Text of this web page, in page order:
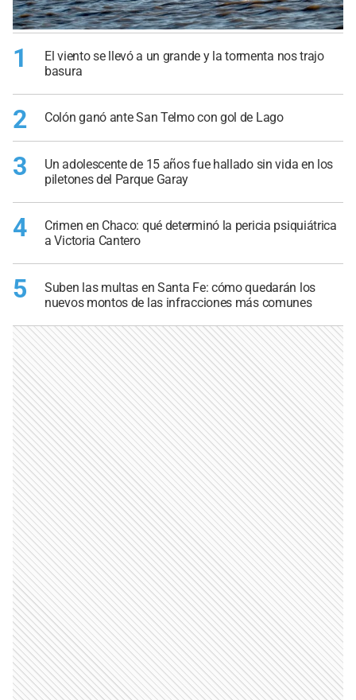
1
El viento se llevó a un grande y la tormenta nos trajo
basura
2 Colón ganó ante San Telmo con gol de Lago
3
Un adolescente de 15 años fue hallado sin vida en los
piletones del Parque Garay
4
Crimen en Chaco: qué determinó la pericia psiquiátrica
a Victoria Cantero
5
Suben las multas en Santa Fe: cómo quedarán los
nuevos montos de las infracciones más comunes